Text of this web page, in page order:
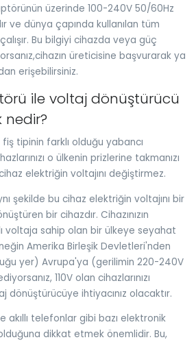
üzerinde 100-240V 50/60Hz
ve dünya çapında kullanılan tüm
Bu bilgiyi cihazda veya güç
üreticisine başvurarak ya
erişebilirsiniz.
ile voltaj dönüştürücü
nedir?
tipinin farklı olduğu yabancı
o ülkenin prizlerine takmanızı
elektriğin voltajını değiştirmez.
şekilde bu cihaz elektriğin voltajını bir
bir cihazdır. Cihazınızın
voltaja sahip olan bir ülkeye seyahat
Amerika Birleşik Devletleri'nden
yer) Avrupa'ya (gerilimin 220-240V
110V olan cihazlarınızı
dönüştürücüye ihtiyacınız olacaktır.
akıllı telefonlar gibi bazı elektronik
dikkat etmek önemlidir. Bu,